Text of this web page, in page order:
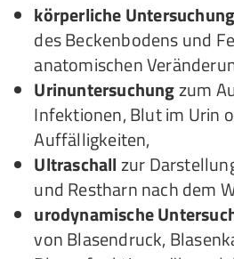
körperliche Untersuchung
des Beckenbodens und
anatomischen
Urinuntersuchungzum
Infektionen, Blut im Urin
Auffälligkeiten,
Ultraschallzur
und Restharn nach dem
urodynamische
von Blasendruck,